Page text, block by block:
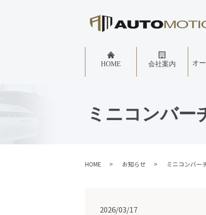
HOME 会社案内
オ
ミニコンバー
HOME お知らせ ミニコンバー
2026/03/17